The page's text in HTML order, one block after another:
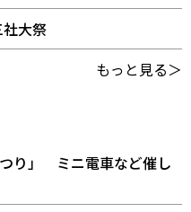
大祭
もっと見る＞
り」 ミニ電車など催し